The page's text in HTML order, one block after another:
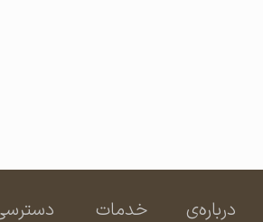
درباره‌ی
خدمات
دسترسی